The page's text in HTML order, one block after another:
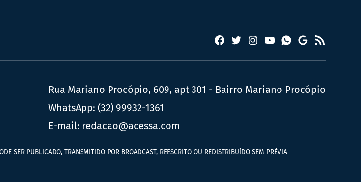
Facebook
TwitterInstagram
YouTubeWhatsapp
Google
News
RSS
Rua Mariano Procópio, 609, apt 301 - Bairro Mariano Procópio
WhatsApp: (32) 99932-1361
E-mail: redacao@acessa.com
SER PUBLICADO, TRANSMITIDO POR BROADCAST, REESCRITO OU REDISTRIBUÍDO SEM PRÉVIA